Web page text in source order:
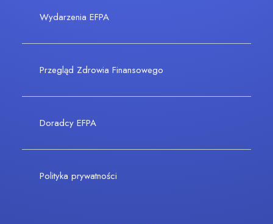
Wydarzenia EFPA
Przegląd Zdrowia Finansowego
Doradcy EFPA
Polityka prywatności